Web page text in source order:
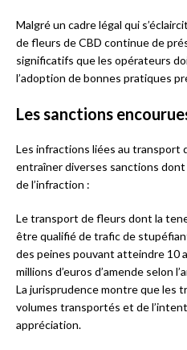
Malgré un cadre légal qui
de fleurs de CBD continue de
significatifs que les opérateurs
l’adoption de bonnes pratiques
Les sanctions
Les infractions liées au transport
entraîner diverses sanctions
de l’infraction :
Le transport de fleurs dont la
être qualifié de trafic de
des peines pouvant atteindre 10
millions d’euros d’amende selon
La jurisprudence montre que les
volumes transportés et de
appréciation.